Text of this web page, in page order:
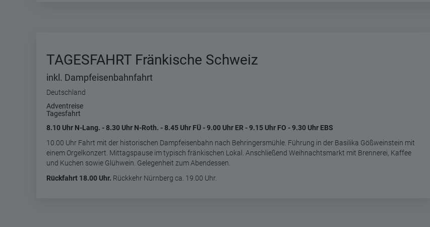
TAGESFAHRT Fränkische Schweiz
inkl. Dampfeisenbahnfahrt
Deutschland
Adventreise
Tagesfahrt
8.10 Uhr N-Lang. - 8.30 Uhr N-Roth. - 8.45 Uhr FÜ - 9.00 Uhr ER - 9.15 Uhr FO - 9.30 Uhr EBS
10.00 Uhr Fahrt mit der historischen Dampfeisenbahn nach Behringersmühle. Führung in der Basilika Gößweinstein mit
einem Orgelkonzert. Mittagspause im typisch fränkischen Lokal. Anschließend Weihnachtsmarkt mit Brennerei, Kaffee
und Kuchen sowie Glühwein. Gelegenheit zum Abendessen.
Rückfahrt 18.00 Uhr. Rückkehr Nürnberg ca. 19.00 Uhr.